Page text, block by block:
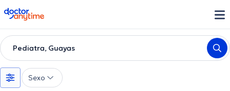
doctoranytime
Pediatra, Guayas
Sexo